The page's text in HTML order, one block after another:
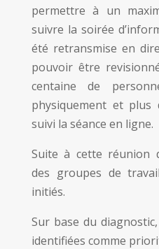
permettre à un
suivre la soirée
été retransmise en
pouvoir être
centaine de
physiquement et
suivi la séance en ligne.
Suite à cette réunion
des groupes de
initiés.
Sur base du
identifiées comme